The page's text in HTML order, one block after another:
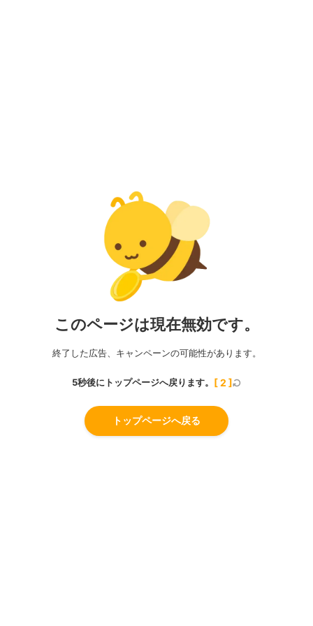
このページは現在無効です。
終了した広告、キャンペーンの可能性があります。
5秒後にトップページへ戻ります。 [2 ]
トップページへ戻る